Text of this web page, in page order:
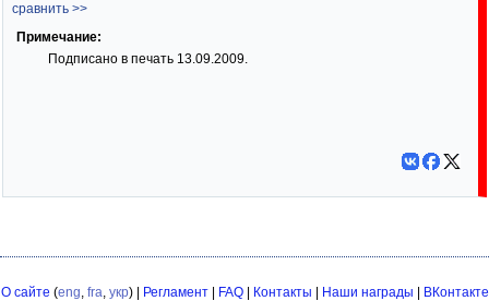
сравнить >>
Примечание:
Подписано в печать 13.09.2009.
О сайте (eng, fra, укр) | Регламент| FAQ| Контакты Наши награды
ВКонтакте